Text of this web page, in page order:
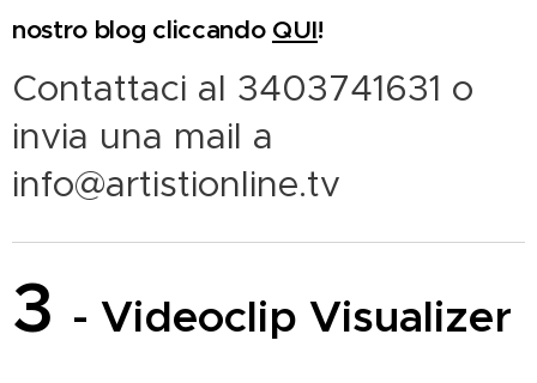
nostro blog cliccando QUI!
Contattaci al 3403741631 o
invia una mail a
info@artistionline.tv
3 - Videoclip Visualizer